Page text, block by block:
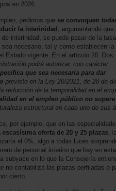
en 2026.
pedimos que se convoquen
la interinidad , argumentando que
interinidad, se puede pasar de la
necesario, tal y como establecen la
Estado vigente. En el artículo 20.
podrá autorizar, con carácter
que sea necesaria para dar
previsto en la Ley 20/2021, de 28 de
reducción de la temporalidad en el
en el empleo público no
estructural en cada uno de sus
por ejemplo, que en las
oferta de 20 y 25 plazas,
el 0%, algo a todas luces
de personal interino que hay en
subyace en lo que la Consejería
no contabiliza las plazas perfiladas o
cierto.